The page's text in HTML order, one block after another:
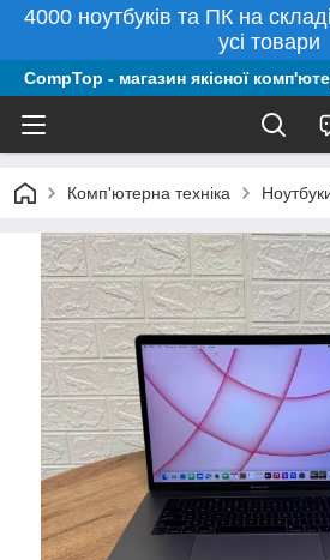
4000 ноутбуків та ПК на
усі товари
CompTop - магазин якісної
Комп'ютерна техніка